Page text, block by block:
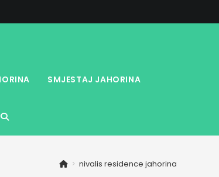
SMJESTAJ JAHORINA
TOGGLE
> nivalis residence jahorina